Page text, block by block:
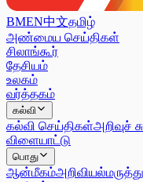
BMEN中文தமிழ்
அண்மைய செய்திகள்
சிலாங்கூர்
தேசியம்
உலகம்
வர்த்தகம்
கல்வி
கல்வி செய்திகள்அறிவுச்
விளையாட்டு
பொது
ஆன்மீகம்அறிவியல்